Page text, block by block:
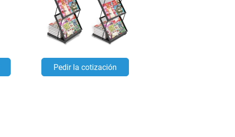
Pedir la cotización